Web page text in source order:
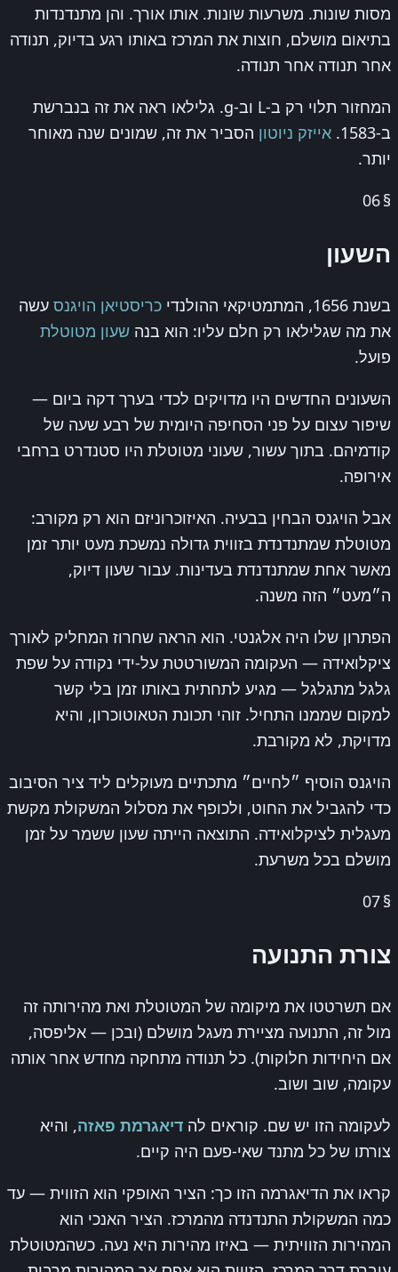
מסות שונות. משרעות שונות. אותו אורך. והן מתנדנדות
בתיאום מושלם, חוצות את המרכז באותו רגע בדיוק, תנודה
אחר תנודה אחר תנודה.
המחזור תלוי רק ב-L וב-g. גלילאו ראה את זה בנברשת
ב-1583.
אייזק ניוטון הסביר את זה, שמונים שנה מאוחר
יותר.
§
06
השעון
בשנת 1656, המתמטיקאי ההולנדי כריסטיאן הויגנס עשה
את מה שגלילאו רק חלם עליו: הוא בנה שעון מטוטלת
פועל.
השעונים החדשים היו מדויקים לכדי בערך דקה ביום —
שיפור עצום על פני הסחיפה היומית של רבע שעה של
קודמיהם. בתוך עשור, שעוני מטוטלת היו סטנדרט ברחבי
אירופה.
אבל הויגנס הבחין בבעיה. האיזוכרוניזם הוא רק מקורב:
מטוטלת שמתנדנדת בזווית גדולה נמשכת מעט יותר זמן
מאשר אחת שמתנדנדת בעדינות. עבור שעון דיוק,
ה״מעט״ הזה משנה.
הפתרון שלו היה אלגנטי. הוא הראה שחרוז המחליק לאורך
ציקלואידה — העקומה המשורטטת על-ידי נקודה על שפת
גלגל מתגלגל — מגיע לתחתית באותו זמן בלי קשר
למקום שממנו התחיל. זוהי תכונת הטאוטוכרון, והיא
מדויקת, לא מקורבת.
הויגנס הוסיף ״לחיים״ מתכתיים מעוקלים ליד ציר הסיבוב
כדי להגביל את החוט, ולכופף את מסלול המשקולת מקשת
מעגלית לציקלואידה. התוצאה הייתה שעון ששמר על זמן
מושלם בכל משרעת.
§
07
צורת התנועה
אם תשרטטו את מיקומה של המטוטלת ואת מהירותה זה
מול זה, התנועה מציירת מעגל מושלם (ובכן — אליפסה,
אם היחידות חלוקות). כל תנודה מתחקה מחדש אחר אותה
עקומה, שוב ושוב.
לעקומה הזו יש שם. קוראים לה דיאגרמת פאזה, והיא
צורתו של כל מתנד שאי-פעם היה קיים.
קראו את הדיאגרמה הזו כך: הציר האופקי הוא הזווית — עד
כמה המשקולת התנדנדה מהמרכז. הציר האנכי הוא
המהירות הזוויתית — באיזו מהירות היא נעה. כשהמטוטלת